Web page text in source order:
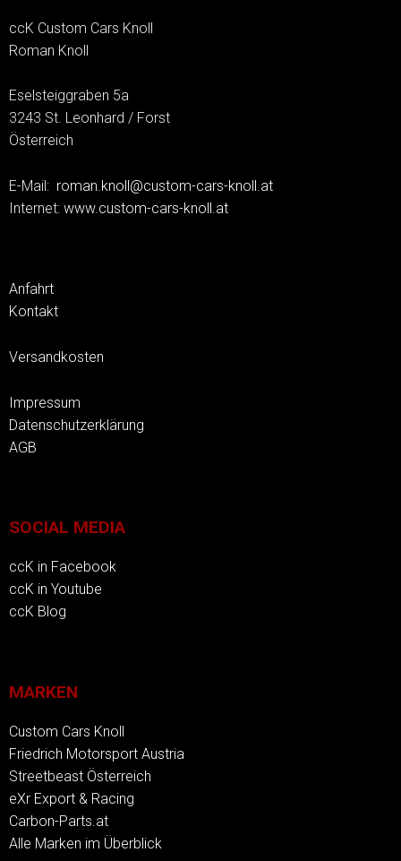
ccK Custom Cars Knoll
Roman Knoll
Eselsteiggraben 5a
3243 St. Leonhard / Forst
Österreich
E-Mail: roman.knoll@custom-cars-knoll.at
Internet: www.custom-cars-knoll.at
Anfahrt
Kontakt
Versandkosten
Impressum
Datenschutzerklärung
AGB
SOCIAL MEDIA
ccK in Facebook
ccK in Youtube
ccK Blog
MARKEN
Custom Cars Knoll
Friedrich Motorsport Austria
Streetbeast Österreich
eXr Export & Racing
Carbon-Parts.at
Alle Marken im Überblick